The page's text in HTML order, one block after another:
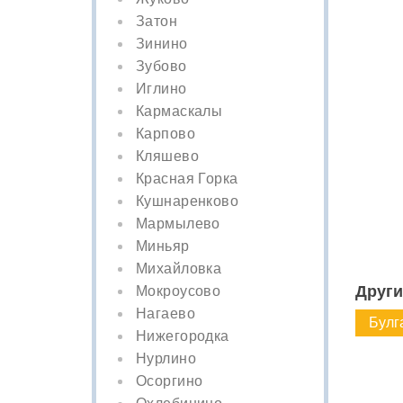
Затон
Зинино
Зубово
Иглино
Кармаскалы
Карпово
Кляшево
Красная Горка
Кушнаренково
Мармылево
Миньяр
Михайловка
Мокроусово
Нагаево
Нижегородка
Нурлино
Осоргино